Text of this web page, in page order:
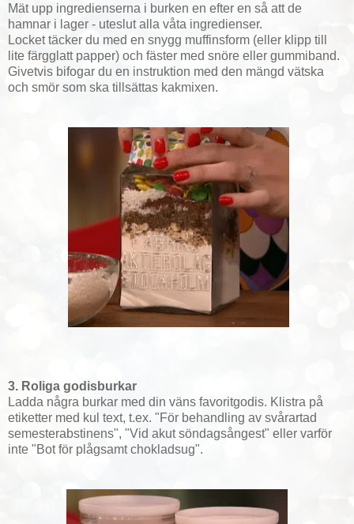
Mät upp ingredienserna i burken en efter en så att de
hamnar i lager - uteslut alla våta ingredienser.
Locket täcker du med en snygg muffinsform (eller klipp till
lite färgglatt papper) och fäster med snöre eller gummiband.
Givetvis bifogar du en instruktion med den mängd vätska
och smör som ska tillsättas kakmixen.
3. Roliga godisburkar
Ladda några burkar med din väns favoritgodis. Klistra på
etiketter med kul text, t.ex. "För behandling av svårartad
semesterabstinens", "Vid akut söndagsångest" eller varför
inte "Bot för plågsamt chokladsug".